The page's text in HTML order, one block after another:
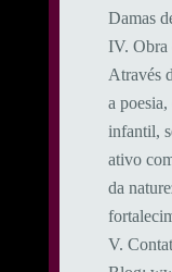
Damas
​IV. Obra
​Através
a
infantil,
ativo
da
​V.